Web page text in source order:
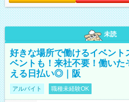
未読
好きな場所で働けるイベン
ベントも！来社不要！働いた
える日払い◎｜阪
アルバイト 職種未経験OK